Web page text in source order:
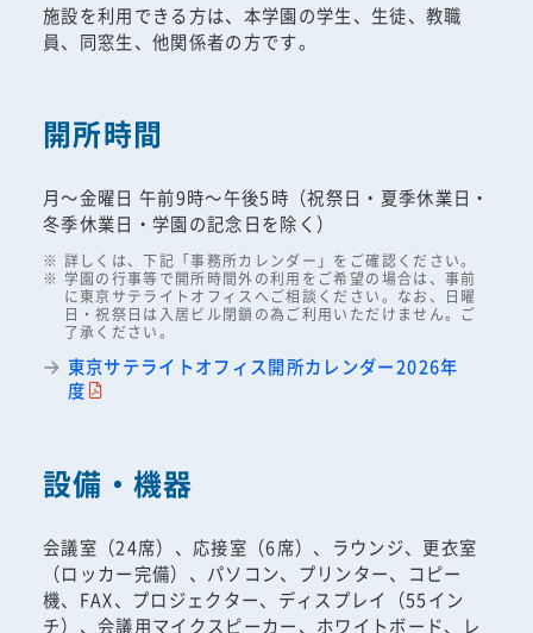
施設を利用できる方は、本学園の学生、生徒、教職
員、同窓生、他関係者の方です。
開所時間
月～金曜日 午前9時～午後5時（祝祭日・夏季休業日・
冬季休業日・学園の記念日を除く）
詳しくは、下記「事務所カレンダー」をご確認ください。
学園の行事等で開所時間外の利用をご希望の場合は、事前
に東京サテライトオフィスへご相談ください。なお、日曜
日・祝祭日は入居ビル閉鎖の為ご利用いただけません。ご
了承ください。
東京サテライトオフィス開所カレンダー2026年
度
設備・機器
会議室（24席）、応接室（6席）、ラウンジ、更衣室
（ロッカー完備）、パソコン、プリンター、コピー
機、FAX、プロジェクター、ディスプレイ（55イン
チ）、会議用マイクスピーカー、ホワイトボード、レ